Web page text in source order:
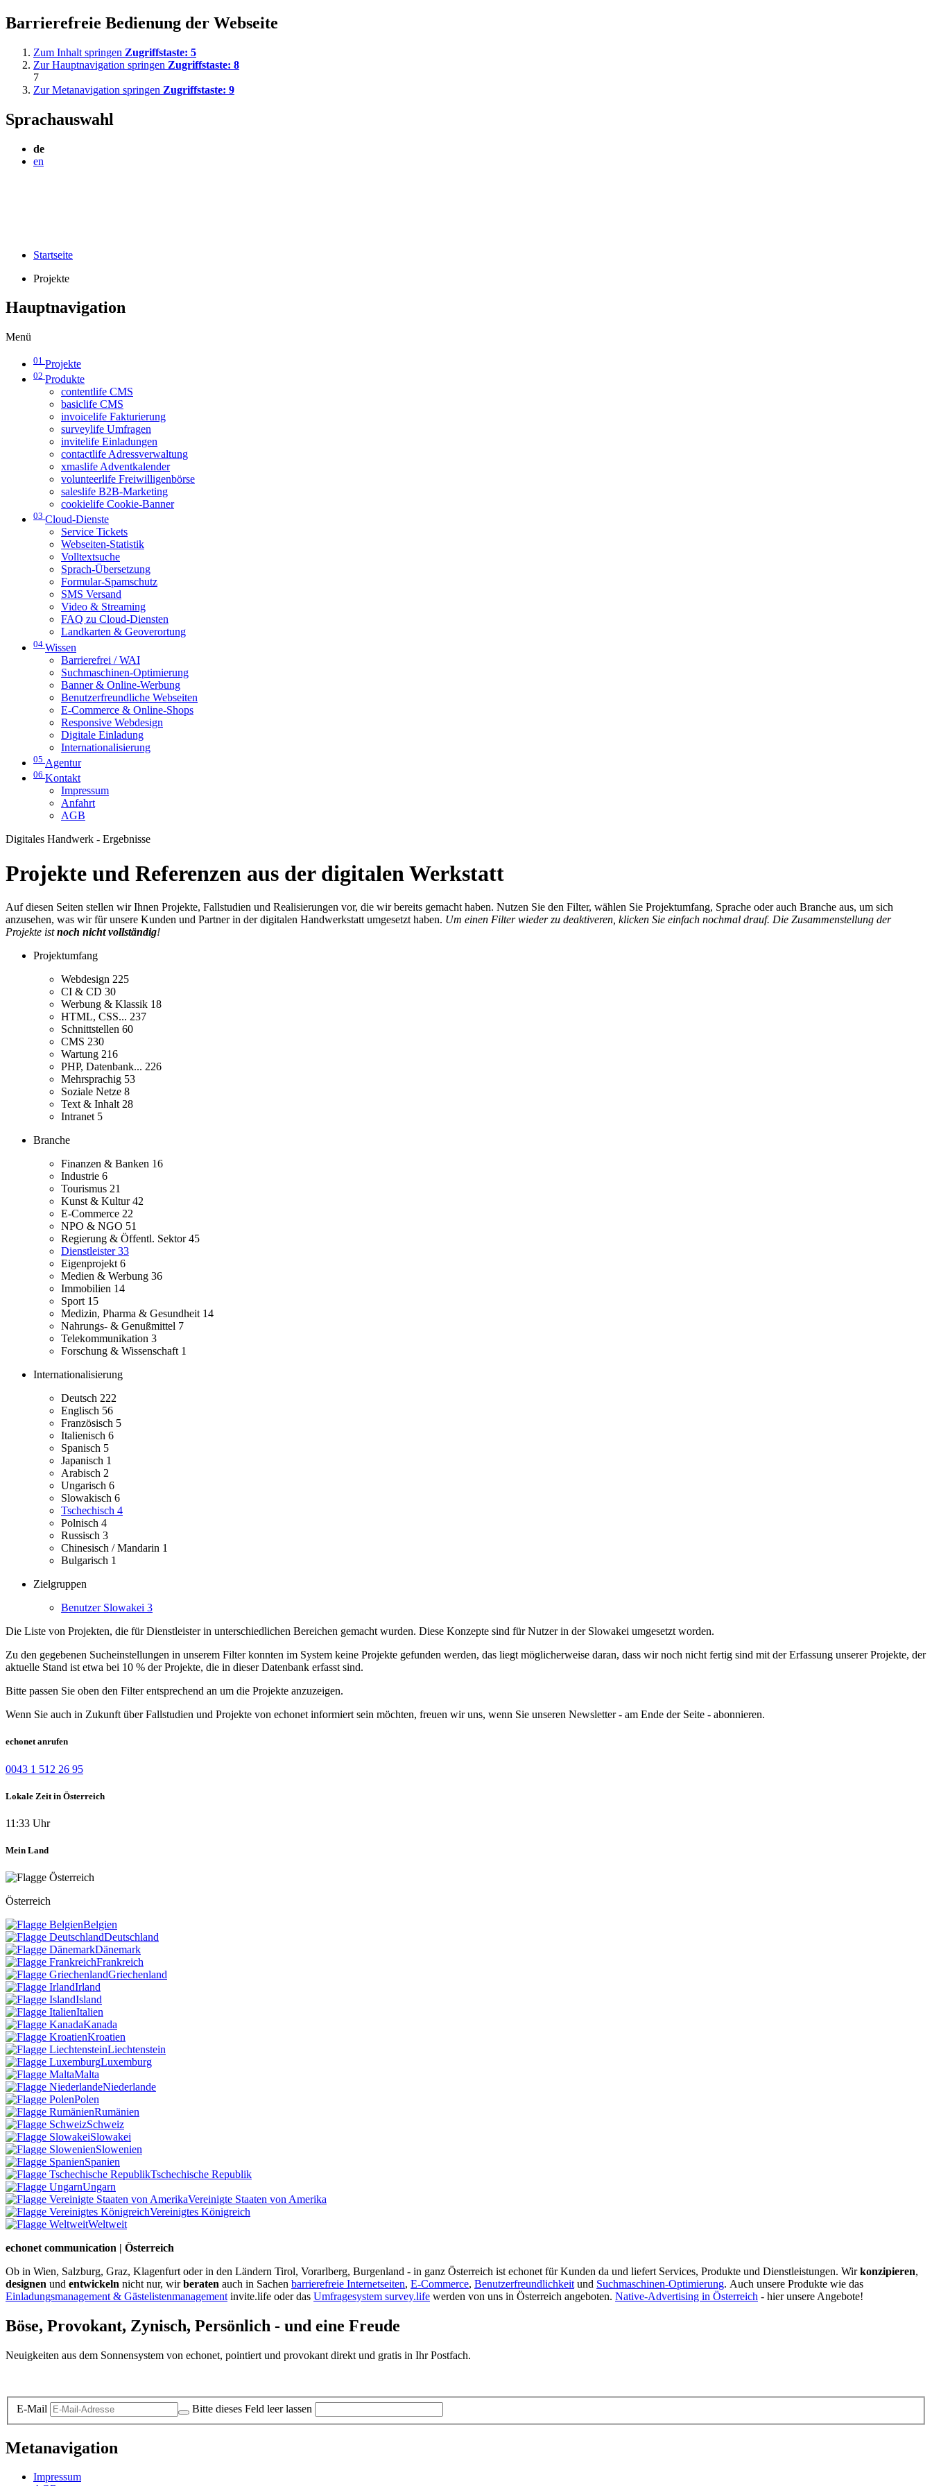
Barrierefreie Bedienung der Webseite
Zum Inhalt springen Zugriffstaste: 5
Zur Hauptnavigation springen Zugriffstaste: 8
7
Zur Metanavigation springen Zugriffstaste: 9
Sprachauswahl
de
en
Startseite
Projekte
Hauptnavigation
Menü
01 Projekte
02 Produkte
contentlife CMS
basiclife CMS
invoicelife Fakturierung
surveylife Umfragen
invitelife Einladungen
contactlife Adressverwaltung
xmaslife Adventkalender
volunteerlife Freiwilligenbörse
saleslife B2B-Marketing
cookielife Cookie-Banner
03 Cloud-Dienste
Service Tickets
Webseiten-Statistik
Volltextsuche
Sprach-Übersetzung
Formular-Spamschutz
SMS Versand
Video & Streaming
FAQ zu Cloud-Diensten
Landkarten & Geoverortung
04 Wissen
Barrierefrei / WAI
Suchmaschinen-Optimierung
Banner & Online-Werbung
Benutzerfreundliche Webseiten
E-Commerce & Online-Shops
Responsive Webdesign
Digitale Einladung
Internationalisierung
05 Agentur
06 Kontakt
Impressum
Anfahrt
AGB
Digitales Handwerk - Ergebnisse
Projekte und Referenzen aus der digitalen Werkstatt
Auf diesen Seiten stellen wir Ihnen Projekte, Fallstudien und Realisierungen vor, die wir bereits gemacht haben. Nutzen Sie den Filter, wählen Sie Projektumfang, Sprache oder auch Branche aus, um sich
anzusehen, was wir für unsere Kunden und Partner in der digitalen Handwerkstatt umgesetzt haben. Um einen Filter wieder zu deaktiveren, klicken Sie einfach nochmal drauf. Die Zusammenstellung der
Projekte istnoch nicht vollständig!
Projektumfang
Webdesign 225
CI & CD 30
Werbung & Klassik 18
HTML, CSS... 237
Schnittstellen 60
CMS 230
Wartung 216
PHP, Datenbank... 226
Mehrsprachig 53
Soziale Netze 8
Text & Inhalt 28
Intranet 5
Branche
Finanzen & Banken 16
Industrie 6
Tourismus 21
Kunst & Kultur42
E-Commerce 22
NPO & NGO 51
Regierung & Öffentl. Sektor45
Dienstleister33
Eigenprojekt 6
Medien & Werbung 36
Immobilien 14
Sport 15
Medizin, Pharma & Gesundheit 14
Nahrungs- & Genußmittel 7
Telekommunikation 3
Forschung & Wissenschaft 1
Internationalisierung
Deutsch 222
Englisch 56
Französisch 5
Italienisch 6
Spanisch 5
Japanisch 1
Arabisch 2
Ungarisch 6
Slowakisch 6
Tschechisch 4
Polnisch 4
Russisch 3
Chinesisch / Mandarin 1
Bulgarisch 1
Zielgruppen
Benutzer Slowakei 3
Die Liste von Projekten, die für Dienstleister in unterschiedlichen Bereichen gemacht wurden. Diese Konzepte sind für Nutzer in der Slowakei umgesetzt worden.
Zu den gegebenen Sucheinstellungen in unserem Filter konnten im System keine Projekte gefunden werden, das liegt möglicherweise daran, dass wir noch nicht fertig sind mit der Erfassung unserer Projekte, der
aktuelle Stand ist etwa bei 10 % der Projekte, die in dieser Datenbank erfasst sind.
Bitte passen Sie oben den Filter entsprechend an um die Projekte anzuzeigen.
Wenn Sie auch in Zukunft über Fallstudien und Projekte von echonet informiert sein möchten, freuen wir uns, wenn Sie unseren Newsletter - am Ende der Seite - abonnieren.
echonet anrufen
0043 1 512 26 95
Lokale Zeit in Österreich
11:33 Uhr
Mein Land
Österreich
Belgien
Deutschland
Dänemark
Frankreich
Griechenland
Irland
Island
Italien
Kanada
Kroatien
Liechtenstein
Luxemburg
Malta
Niederlande
Polen
Rumänien
Schweiz
Slowakei
Slowenien
Spanien
Tschechische Republik
Ungarn
Vereinigte Staaten von Amerika
Vereinigtes Königreich
Weltweit
echonet communication | Österreich
Ob in Wien, Salzburg, Graz, Klagenfurt oder in den Ländern Tirol, Vorarlberg, Burgenland - in ganz Österreich ist echonet für Kunden da und liefert Services, Produkte und Dienstleistungen. Wirkonzipieren,
designen und entwickeln nicht nur, wirberaten auch in Sachen barrierefreie Internetseiten, E-Commerce, Benutzerfreundlichkeit und Suchmaschinen-Optimierung. Auch unsere Produkte wie das
Einladungsmanagement & Gästelistenmanagement invite.life oder das Umfragesystem survey.life werden von uns in Österreich angeboten. Native-Advertising in Österreich - hier unsere Angebote!
Böse, Provokant, Zynisch, Persönlich - und eine Freude
Neuigkeiten aus dem Sonnensystem von echonet, pointiert und provokant direkt und gratis in Ihr Postfach.
E-Mail Bitte dieses Feld leer lassen
Metanavigation
Impressum